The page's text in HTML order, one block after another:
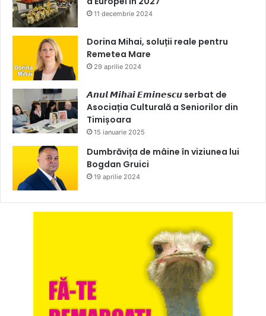
11 decembrie 2024
Dorina Mihai, soluții reale pentru
Remetea Mare
29 aprilie 2024
𝘼𝙣𝙪𝙡 𝙈𝙞𝙝𝙖𝙞 𝙀𝙢𝙞𝙣𝙚𝙨𝙘𝙪 serbat de
Asociația Culturală a Seniorilor din
Timișoara
15 ianuarie 2025
Dumbrăvița de mâine în viziunea lui
Bogdan Gruici
19 aprilie 2024